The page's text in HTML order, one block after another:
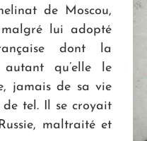
de Moscou,
lui adopté
dont la
autant qu’elle le
jamais de sa vie
de tel. Il se croyait
maltraité et